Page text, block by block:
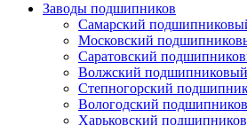
Заводы подшипников
Cамарский
Московский
Саратовский
Волжский
Степногорский
Вологодский
Харьковский